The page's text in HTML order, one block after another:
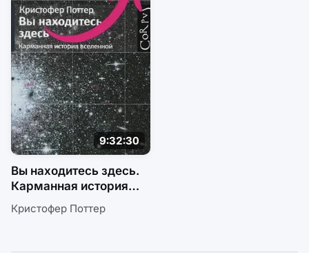
9:32:30
Вы находитесь здесь.
Карманная история
вселенной
Кристофер Поттер